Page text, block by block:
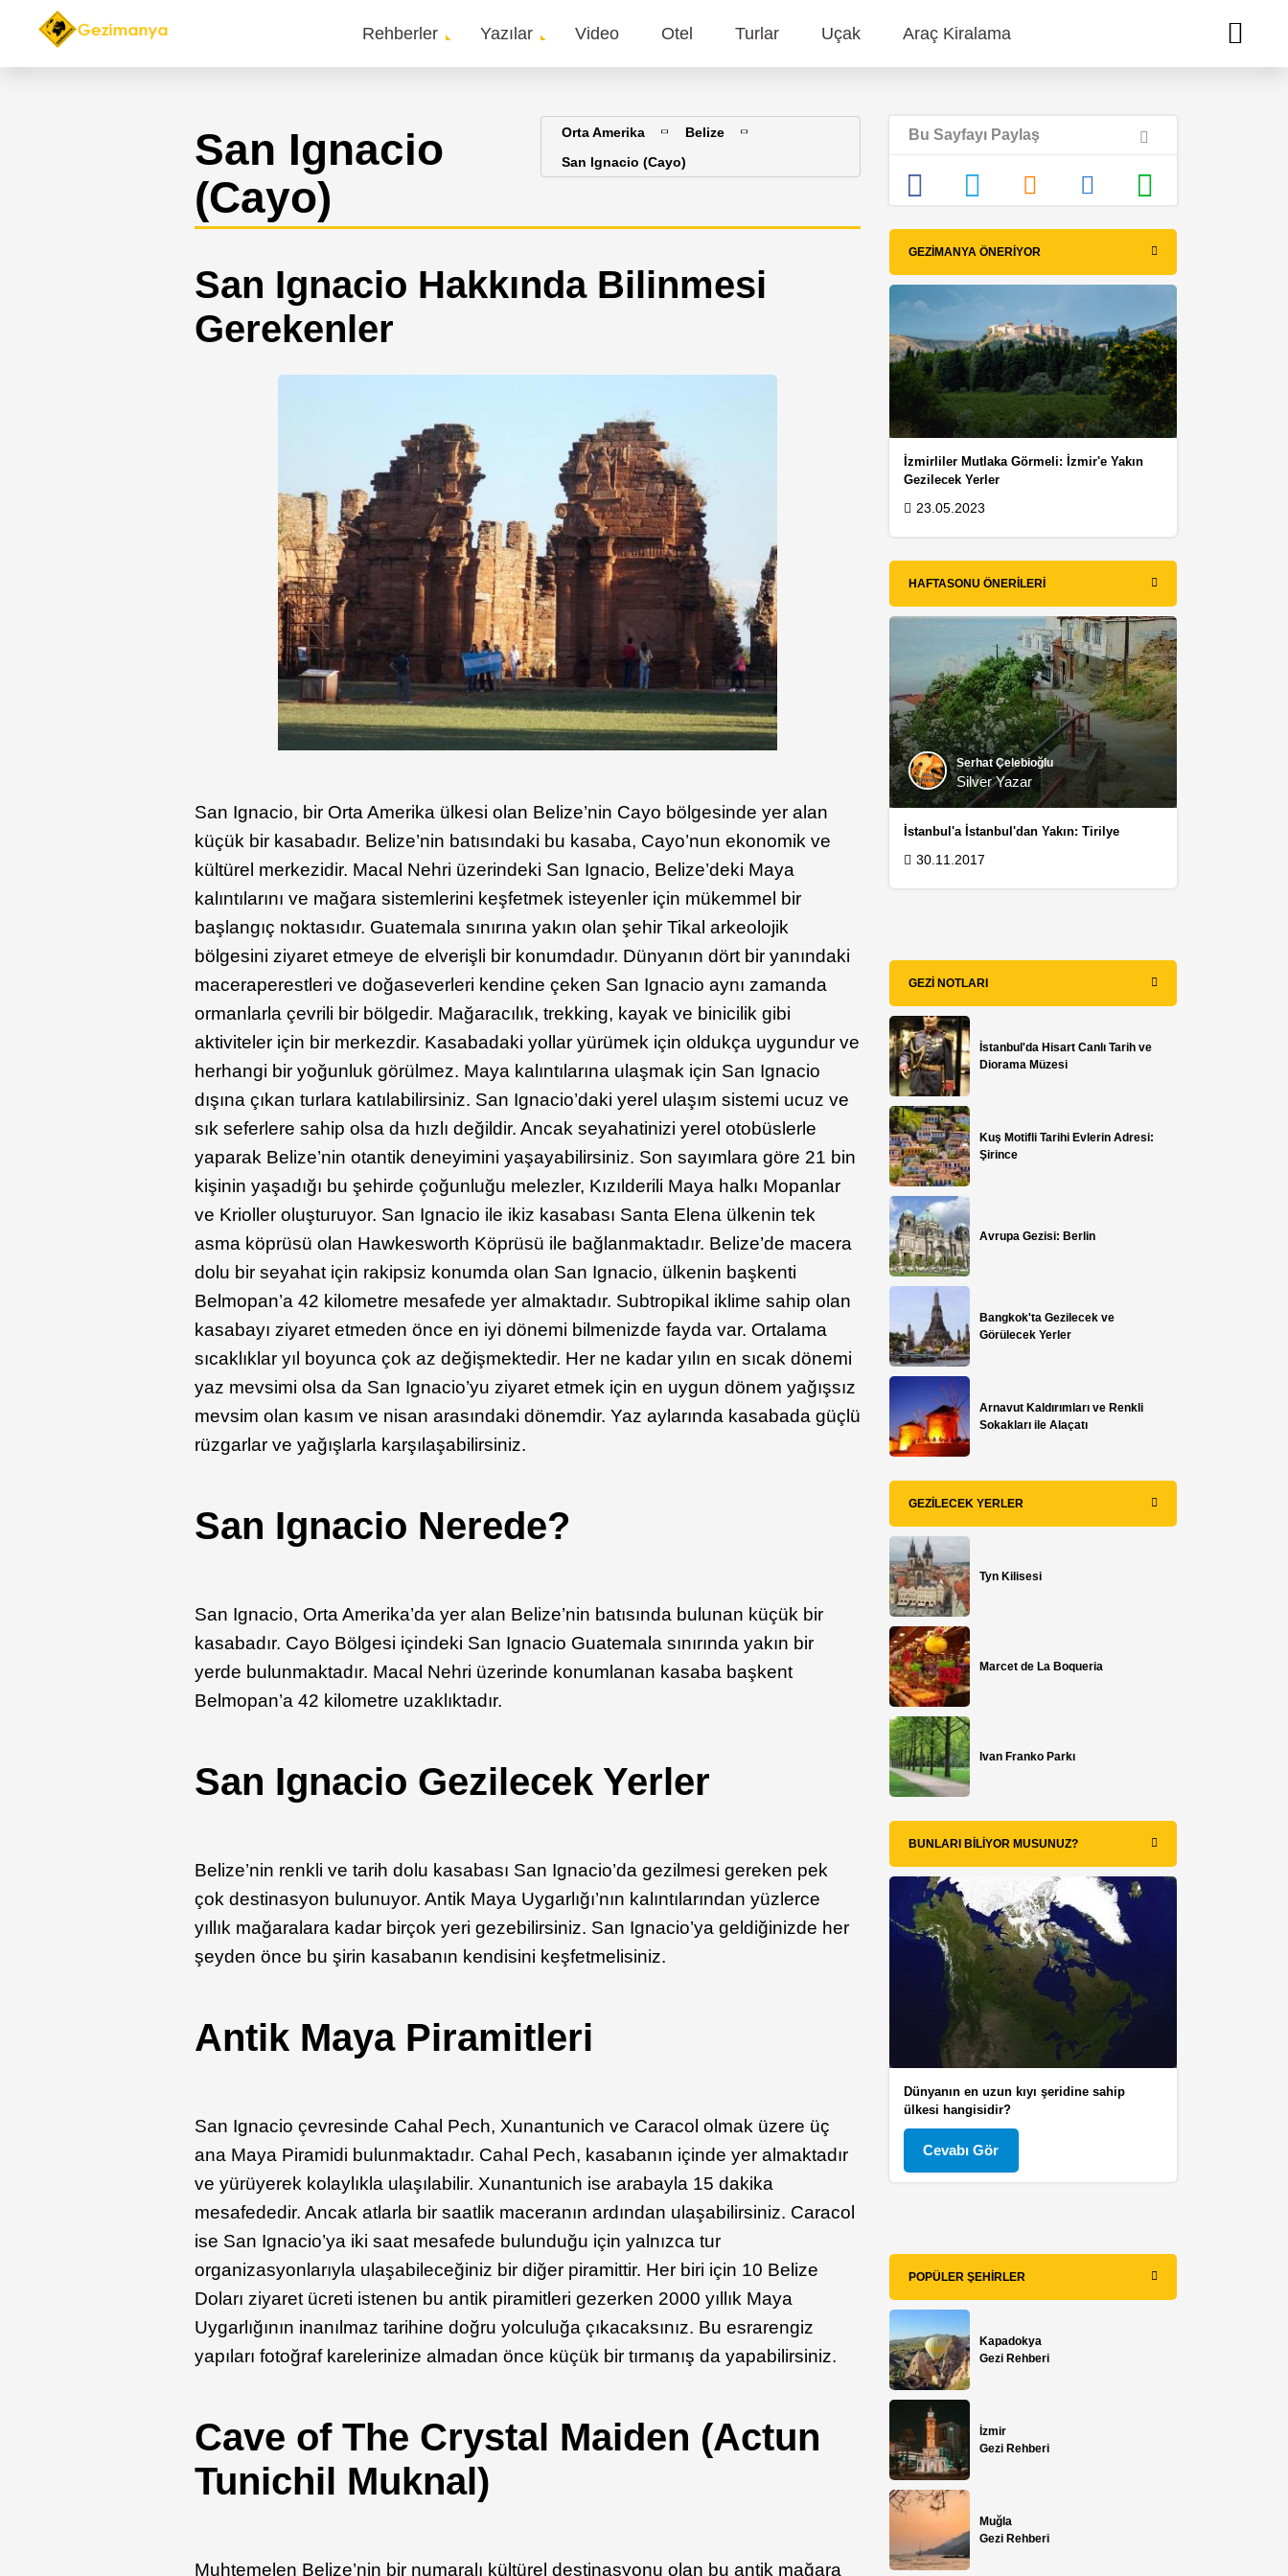
Main
Rehberler Yazılar Video Otel Turlar Uçak Araç Kiralama
San Ignacio
(Cayo)
Orta Amerika
Belize
San Ignacio (Cayo)
San Ignacio Hakkında Bilinmesi
Gerekenler
San Ignacio, bir Orta Amerika ülkesi olan Belize’nin Cayo bölgesinde yer alan
küçük bir kasabadır. Belize’nin batısındaki bu kasaba, Cayo’nun ekonomik ve
kültürel merkezidir. Macal Nehri üzerindeki San Ignacio, Belize’deki Maya
kalıntılarını ve mağara sistemlerini keşfetmek isteyenler için mükemmel bir
başlangıç noktasıdır. Guatemala sınırına yakın olan şehir Tikal arkeolojik
bölgesini ziyaret etmeye de elverişli bir konumdadır. Dünyanın dört bir yanındaki
maceraperestleri ve doğaseverleri kendine çeken San Ignacio aynı zamanda
ormanlarla çevrili bir bölgedir. Mağaracılık, trekking, kayak ve binicilik gibi
aktiviteler için bir merkezdir. Kasabadaki yollar yürümek için oldukça uygundur ve
herhangi bir yoğunluk görülmez. Maya kalıntılarına ulaşmak için San Ignacio
dışına çıkan turlara katılabilirsiniz. San Ignacio’daki yerel ulaşım sistemi ucuz ve
sık seferlere sahip olsa da hızlı değildir. Ancak seyahatinizi yerel otobüslerle
yaparak Belize’nin otantik deneyimini yaşayabilirsiniz. Son sayımlara göre 21 bin
kişinin yaşadığı bu şehirde çoğunluğu melezler, Kızılderili Maya halkı Mopanlar
ve Krioller oluşturuyor. San Ignacio ile ikiz kasabası Santa Elena ülkenin tek
asma köprüsü olan Hawkesworth Köprüsü ile bağlanmaktadır. Belize’de macera
dolu bir seyahat için rakipsiz konumda olan San Ignacio, ülkenin başkenti
Belmopan’a 42 kilometre mesafede yer almaktadır. Subtropikal iklime sahip olan
kasabayı ziyaret etmeden önce en iyi dönemi bilmenizde fayda var. Ortalama
sıcaklıklar yıl boyunca çok az değişmektedir. Her ne kadar yılın en sıcak dönemi
yaz mevsimi olsa da San Ignacio’yu ziyaret etmek için en uygun dönem yağışsız
mevsim olan kasım ve nisan arasındaki dönemdir. Yaz aylarında kasabada güçlü
rüzgarlar ve yağışlarla karşılaşabilirsiniz.
San Ignacio Nerede?
San Ignacio, Orta Amerika’da yer alan Belize’nin batısında bulunan küçük bir
kasabadır. Cayo Bölgesi içindeki San Ignacio Guatemala sınırında yakın bir
yerde bulunmaktadır. Macal Nehri üzerinde konumlanan kasaba başkent
Belmopan’a 42 kilometre uzaklıktadır.
San Ignacio Gezilecek Yerler
Belize’nin renkli ve tarih dolu kasabası San Ignacio’da gezilmesi gereken pek
çok destinasyon bulunuyor. Antik Maya Uygarlığı’nın kalıntılarından yüzlerce
yıllık mağaralara kadar birçok yeri gezebilirsiniz. San Ignacio’ya geldiğinizde her
şeyden önce bu şirin kasabanın kendisini keşfetmelisiniz.
Antik Maya Piramitleri
San Ignacio çevresinde Cahal Pech, Xunantunich ve Caracol olmak üzere üç
ana Maya Piramidi bulunmaktadır. Cahal Pech, kasabanın içinde yer almaktadır
ve yürüyerek kolaylıkla ulaşılabilir. Xunantunich ise arabayla 15 dakika
mesafededir. Ancak atlarla bir saatlik maceranın ardından ulaşabilirsiniz. Caracol
ise San Ignacio’ya iki saat mesafede bulunduğu için yalnızca tur
organizasyonlarıyla ulaşabileceğiniz bir diğer piramittir. Her biri için 10 Belize
Doları ziyaret ücreti istenen bu antik piramitleri gezerken 2000 yıllık Maya
Uygarlığının inanılmaz tarihine doğru yolculuğa çıkacaksınız. Bu esrarengiz
yapıları fotoğraf karelerinize almadan önce küçük bir tırmanış da yapabilirsiniz.
Cave of The Crystal Maiden (Actun
Tunichil Muknal)
Muhtemelen Belize’nin bir numaralı kültürel destinasyonu olan bu antik mağara
Bu Sayfayı Paylaş
GEZIMANYA ÖNERIYOR
İzmirliler Mutlaka Görmeli: İzmir'e Yakın
Gezilecek Yerler
23.05.2023
HAFTASONU ÖNERILERI
Serhat Çelebioğlu
Silver Yazar
İstanbul'a İstanbul'dan Yakın: Tirilye
30.11.2017
GEZI NOTLARI
İstanbul'da Hisart Canlı Tarih ve
Diorama Müzesi
Kuş Motifli Tarihi Evlerin Adresi:
Şirince
Avrupa Gezisi: Berlin
Bangkok'ta Gezilecek ve
Görülecek Yerler
Arnavut Kaldırımları ve Renkli
Sokakları ile Alaçatı
GEZILECEK YERLER
Tyn Kilisesi
Marcet de La Boqueria
Ivan Franko Parkı
BUNLARI BILIYOR MUSUNUZ?
Dünyanın en uzun kıyı şeridine sahip
ülkesi hangisidir?
Cevabı Gör
POPÜLER ŞEHIRLER
Kapadokya
Gezi Rehberi
İzmir
Gezi Rehberi
Muğla
Gezi Rehberi